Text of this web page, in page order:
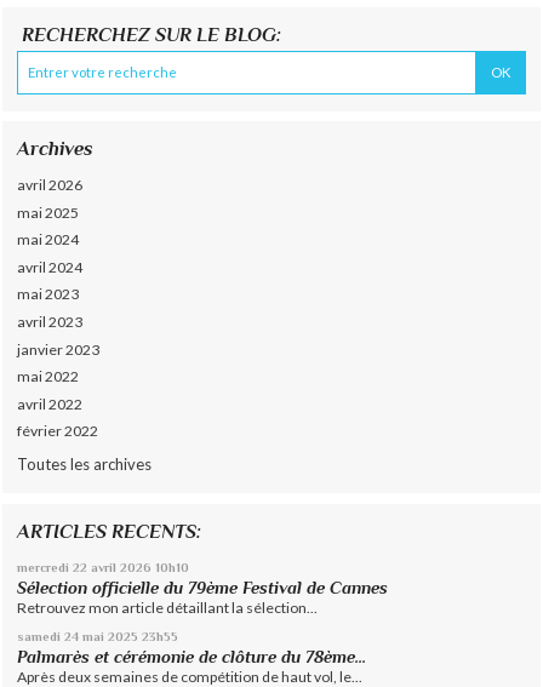
RECHERCHEZ SUR LE BLOG:
Archives
avril 2026
mai 2025
mai 2024
avril 2024
mai 2023
avril 2023
janvier 2023
mai 2022
avril 2022
février 2022
Toutes les archives
ARTICLES RECENTS:
mercredi 22 avril 2026 10h10
Sélection officielle du 79ème Festival de Cannes
Retrouvez mon article détaillant la sélection...
samedi 24 mai 2025 23h55
Palmarès et cérémonie de clôture du 78ème...
Après deux semaines de compétition de haut vol, le...